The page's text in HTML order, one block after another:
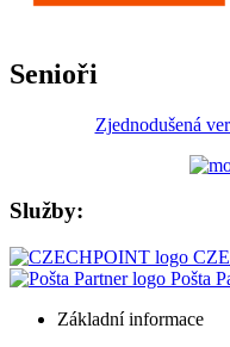
Senioři
Zjednodušená
Služby:
Pošta
Základní informace